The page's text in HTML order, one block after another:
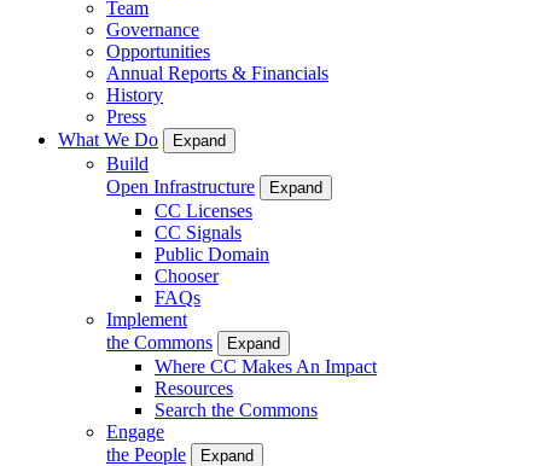
Team
Governance
Opportunities
Annual Reports & Financials
History
Press
What We Do
Expand
Build
Open Infrastructure
Expand
CC Licenses
CC Signals
Public Domain
Chooser
FAQs
Implement
the Commons
Expand
Where CC Makes An Impact
Resources
Search the Commons
Engage
the People
Expand